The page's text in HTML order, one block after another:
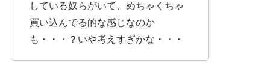
している奴らがいて、めちゃくちゃ
買い込んでる的な感じなのか
も・・・？いや考えすぎかな・・・